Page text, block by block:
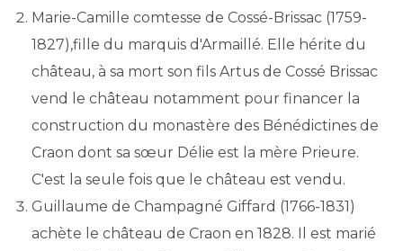
Marie-Camille comtesse de Cossé-Brissac (1759-
1827),fille du marquis d'Armaillé. Elle hérite du
château, à sa mort son fils Artus de Cossé Brissac
vend le château notamment pour financer la
construction du monastère des Bénédictines de
Craon dont sa sœur Délie est la mère Prieure.
C'est la seule fois que le château est vendu.
Guillaume de Champagné Giffard (1766-1831)
achète le château de Craon en 1828. Il est marié